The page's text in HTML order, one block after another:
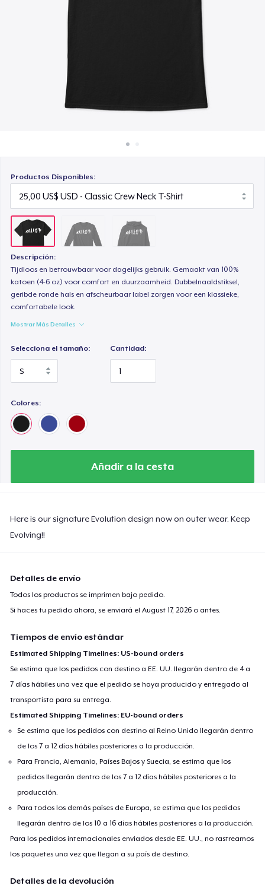
Productos Disponibles:
Descripción:
Tijdloos en betrouwbaar voor dagelijks gebruik. Gemaakt van 100%
katoen (4-6 oz) voor comfort en duurzaamheid. Dubbelnaaldstiksel,
geribde ronde hals en afscheurbaar label zorgen voor een klassieke,
comfortabele look.
Mostrar Más Detalles
Selecciona el tamaño: Cantidad:
Colores:
Añadir a la cesta
Here is our signature Evolution design now on outer wear. Keep
Evolving!!
Detalles de envío
Todos los productos se imprimen bajo pedido.
Si haces tu pedido ahora, se enviará elAugust 17, 2026 o antes.
Tiempos de envío estándar
Estimated Shipping Timelines: US-bound orders
Se estima que los pedidos con destino a EE. UU. llegarán dentro de 4 a
7 días hábiles una vez que el pedido se haya producido y entregado al
transportista para su entrega.
Estimated Shipping Timelines: EU-bound orders
Se estima que los pedidos con destino al Reino Unido llegarán dentro
de los 7 a 12 días hábiles posteriores a la producción.
Para Francia, Alemania, Países Bajos y Suecia, se estima que los
pedidos llegarán dentro de los 7 a 12 días hábiles posteriores a la
producción.
Para todos los demás países de Europa, se estima que los pedidos
llegarán dentro de los 10 a 16 días hábiles posteriores a la producción.
Para los pedidos internacionales enviados desde EE. UU., no rastreamos
los paquetes una vez que llegan a su país de destino.
Detalles de la devolución
40,00 US$